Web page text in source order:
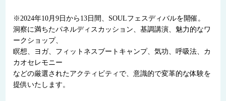
※2024年10月9日から13日間、SOULフェスディバルを開催。
洞察に満ちたパネルディスカッション、基調講演、魅力的なワ
ークショップ、
瞑想、ヨガ、フィットネスブートキャンプ、気功、呼吸法、カ
カオセレモニー
などの厳選されたアクティビティで、意識的で変革的な体験を
提供いたします。